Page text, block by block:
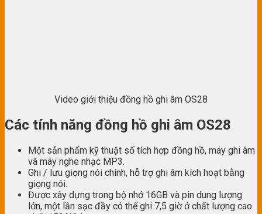
Video giới thiệu đồng hồ ghi âm OS28
Các tính năng đồng hồ ghi âm OS28
Một sản phẩm kỹ thuật số tích hợp đồng hồ, máy ghi âm
và máy nghe nhạc MP3.
Ghi / lưu giọng nói chính, hỗ trợ ghi âm kích hoạt bằng
giọng nói.
Được xây dựng trong bộ nhớ 16GB và pin dung lượng
lớn, một lần sạc đầy có thể ghi 7,5 giờ ở chất lượng cao